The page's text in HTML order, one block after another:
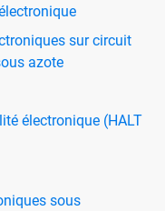
sur circuit
azote
électronique (HALT
sous